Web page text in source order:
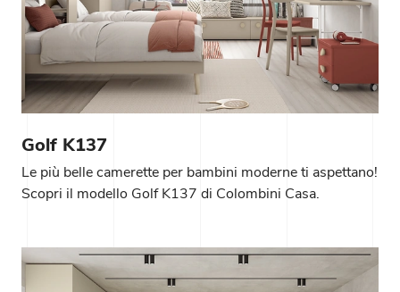
Golf K137
Le più belle camerette per bambini moderne ti aspettano!
Scopri il modello Golf K137 di Colombini Casa.